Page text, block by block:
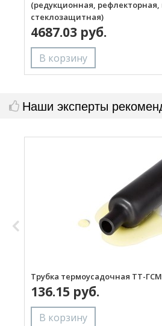
(редукционная,
стеклозащитная)
4687.03 руб.
Наши эксперты
Трубка термоусадочная ТТ-
136.15 руб.